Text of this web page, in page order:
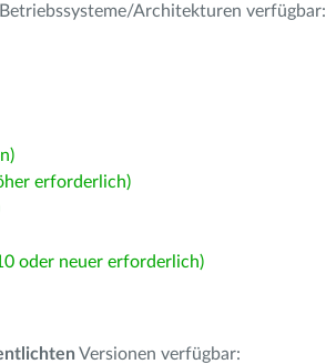
Architekturen verfügbar:
erforderlich)
oder neuer erforderlich)
Versionen verfügbar: